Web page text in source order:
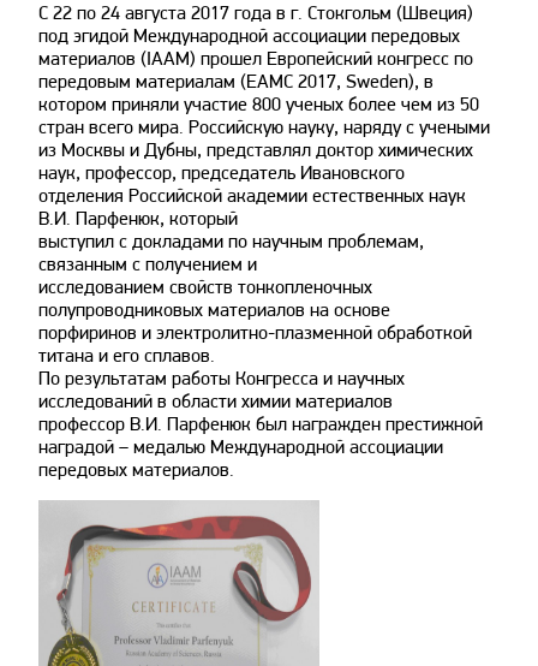
С 22 по 24 августа 2017 года в г. Стокгольм (Швеция)
под эгидой Международной ассоциации передовых
материалов (IAAM) прошел Европейский конгресс по
передовым материалам (EAMC 2017, Sweden), в
котором приняли участие 800 ученых более чем из 50
стран всего мира. Российскую науку, наряду с учеными
из Москвы и Дубны, представлял доктор химических
наук, профессор, председатель Ивановского
отделения Российской академии естественных наук
В.И. Парфенюк, который
выступил с докладами по научным проблемам,
связанным с получением и
исследованием свойств тонкопленочных
полупроводниковых материалов на основе
порфиринов и электролитно-плазменной обработкой
титана и его сплавов.
По результатам работы Конгресса и научных
исследований в области химии материалов
профессор В.И. Парфенюк был награжден престижной
наградой – медалью Международной ассоциации
передовых материалов.